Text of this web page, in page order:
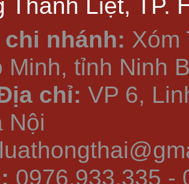
Thanh Liệt, TP.
nhánh: Xóm
Minh, tỉnh Ninh
chỉ: VP 6,
Nội
0976.933.335 -